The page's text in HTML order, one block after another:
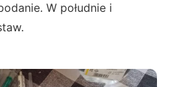
W południe i